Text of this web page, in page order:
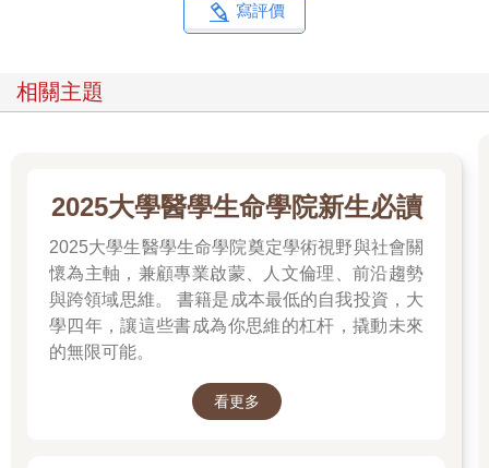
4有助大腦進行多功能處理
5減緩老化、失憶
9培養不屈不撓的運動精神
10 面對資訊爆炸的時代，能在充分有氧的狀態下，更有效率的篩
選出真正所需的資訊。
在最大耗氧量（從事最激烈運動下，組織細胞所能消耗或利用氧
的最大值）的支撐下，內功徒手療法（中極內功）不但可以增加
心肺輸氧至肌肉的最大量，若能再配合重量訓練和肌肉的耐力訓
長期勞損，或激烈運動損傷後的藥物治療，或許能暫時緩解疼
寫評價
相關主題
2025大學醫學生命學院新生必讀
2025大學生醫學生命學院奠定學術視野與社會關
懷為主軸，兼顧專業啟蒙、人文倫理、前沿趨勢
與跨領域思維。 書籍是成本最低的自我投資，大
學四年，讓這些書成為你思維的杠杆，撬動未來
的無限可能。
看更多